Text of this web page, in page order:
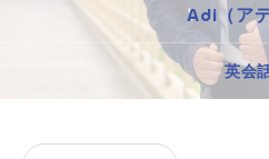
英会話（未就学児） 英会話（
生徒・保護者の声
Adi（アデ
英会